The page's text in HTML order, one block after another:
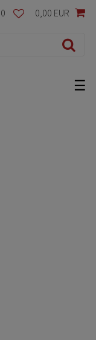
0 0,00 EUR
☰